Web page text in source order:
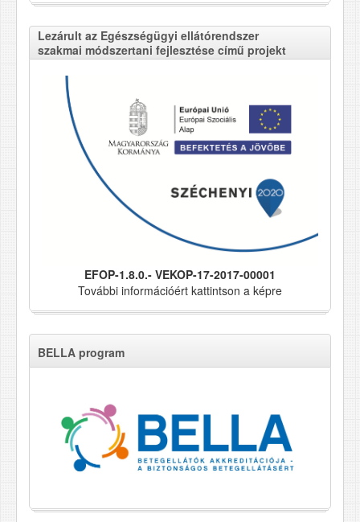
Lezárult az Egészségügyi ellátórendszer
szakmai módszertani fejlesztése című projekt
EFOP-1.8.0.- VEKOP-17-2017-00001
További információért kattintson a képre
BELLA program